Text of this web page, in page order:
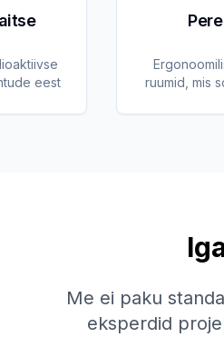
eest
ruumid, mis
Me ei paku
eksperdid